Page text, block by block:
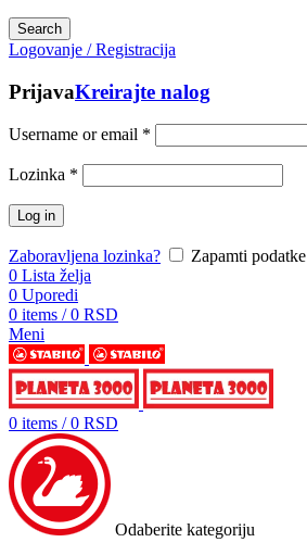
Search
Logovanje / Registracija
PrijavaKreirajte nalog
Username or email *
Lozinka *
Log in
Zaboravljena lozinka?
Zapamti podatke
0 Lista želja
0 Uporedi
0 items / 0 RSD
Meni
0 items / 0 RSD
Odaberite kategoriju